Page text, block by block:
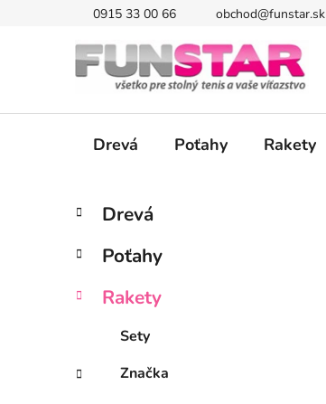
0915 33 00 66 obchod@funstar.sk
Drevá Poťahy Rakety
B
č
ý
n
Preskočiť
kategórie
K
a
e
ó
Drevá
Poťahy
Rakety
Sety
Značka